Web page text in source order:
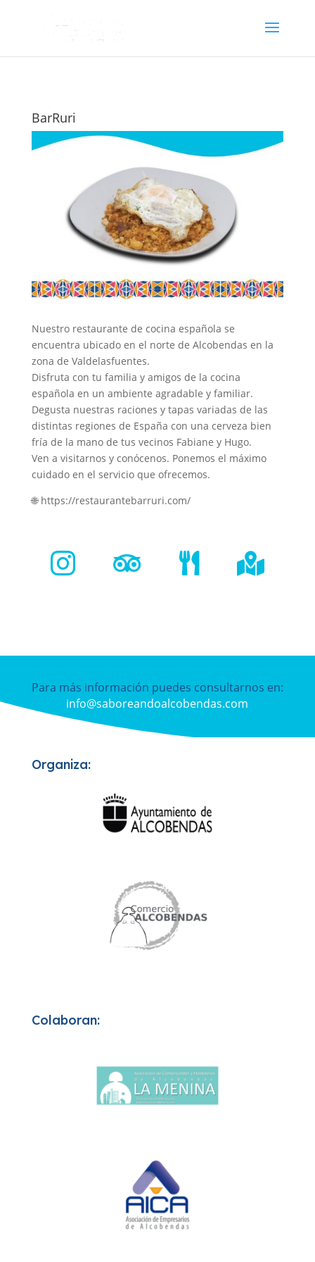
BarRuri
Nuestro restaurante de cocina española se
encuentra ubicado en el norte de Alcobendas en la
zona de Valdelasfuentes.
Disfruta con tu familia y amigos de la cocina
española en un ambiente agradable y familiar.
Degusta nuestras raciones y tapas variadas de las
distintas regiones de España con una cerveza bien
fría de la mano de tus vecinos Fabiane y Hugo.
Ven a visitarnos y conócenos. Ponemos el máximo
cuidado en el servicio que ofrecemos.
🌐 https://restaurantebarruri.com/
   
Para más información puedes consultarnos en:
info@saboreandoalcobendas.com
Organiza:
Colaboran: